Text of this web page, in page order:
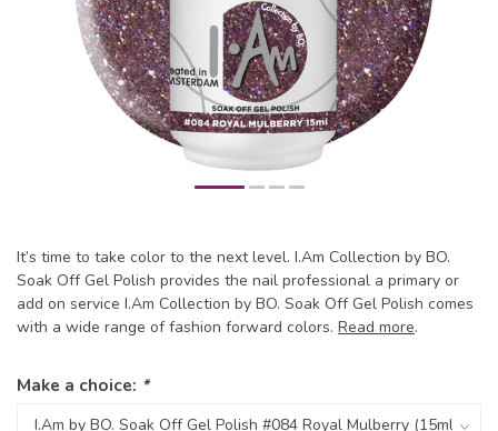
It’s time to take color to the next level. I.Am Collection by BO.
Soak Off Gel Polish provides the nail professional a primary or
add on service I.Am Collection by BO. Soak Off Gel Polish comes
with a wide range of fashion forward colors. Read more.
Make a choice: *